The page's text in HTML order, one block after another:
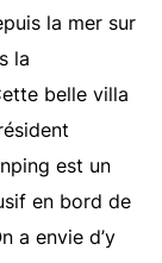
la mer sur
la
belle villa
est un
en bord de
a envie d’y